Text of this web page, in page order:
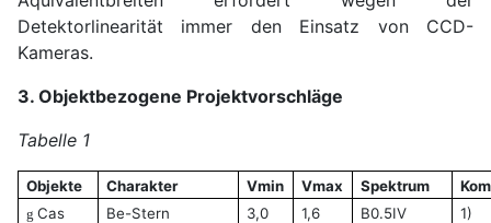
Detektorlinearität immer den Einsatz von CCD-
Kameras.
3. Objektbezogene Projektvorschläge
Tabelle 1
Objekte Charakter Vmin Vmax Spektrum
gCas Be-Stern 3,0 1,6 B0.5IV
1)